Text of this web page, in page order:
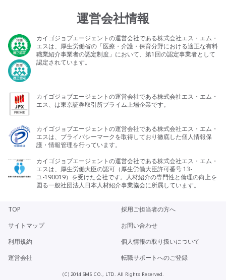
運営会社情報
カイゴジョブエージェントの運営会社である株式会社エス・エム・
エスは、厚生労働省の「医療・介護・保育分野における適正な有料
職業紹介事業者の認定制度」において、第1回の認定事業者として
認定されています。
カイゴジョブエージェントの運営会社である株式会社エス・エム・
エス、は東京証券取引所プライム上場企業です。
カイゴジョブエージェントの運営会社である株式会社エス・エム・
エスは、プライバシーマークを取得しており徹底した個人情報保
護・情報管理を行っています。
カイゴジョブエージェントの運営会社である株式会社エス・エム・
エスは、厚生労働大臣の認可（厚生労働大臣許可番号 13-
ユ-190019）を受けた会社です。人材紹介の専門性と倫理の向上を
図る一般社団法人日本人材紹介事業協会に所属しています。
TOP
採用ご担当者の方へ
サイトマップ
お問い合わせ
利用規約
個人情報の取り扱いについて
運営会社
転職サポートへのご登録
(C) 2014 SMS CO., LTD. All Rights Reserved.